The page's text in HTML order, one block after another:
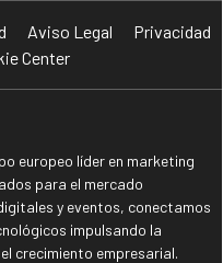
Aviso Legal
Privacidad
Center
europeo líder en marketing
para el mercado
y eventos, conectamos
impulsando la
crecimiento empresarial.